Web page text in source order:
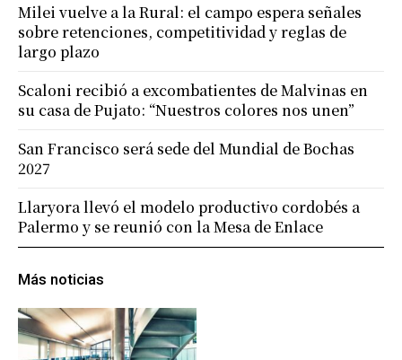
Más noticias
Milei vuelve a la Rural: el campo espera señales
sobre retenciones, competitividad y reglas de
largo plazo
Scaloni recibió a excombatientes de Malvinas en
su casa de Pujato: “Nuestros colores nos unen”
San Francisco será sede del Mundial de Bochas
2027
Llaryora llevó el modelo productivo cordobés a
Palermo y se reunió con la Mesa de Enlace